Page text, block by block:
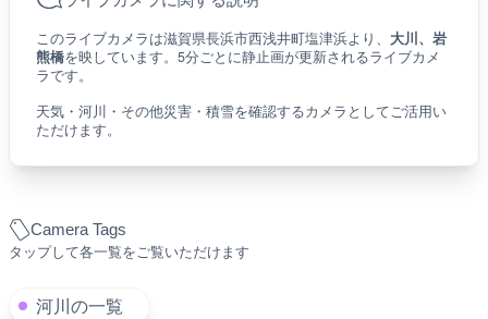
Camera Tags
タップして各一覧をご覧いただけます
河川の一覧
このライブカメラは滋賀県長浜市西浅井町塩津浜より、 大川、岩
熊橋を映しています。5分ごとに静止画が更新されるライブカメ
ラです。
天気・河川・その他災害・積雪を確認するカメラとしてご活用い
ただけます。